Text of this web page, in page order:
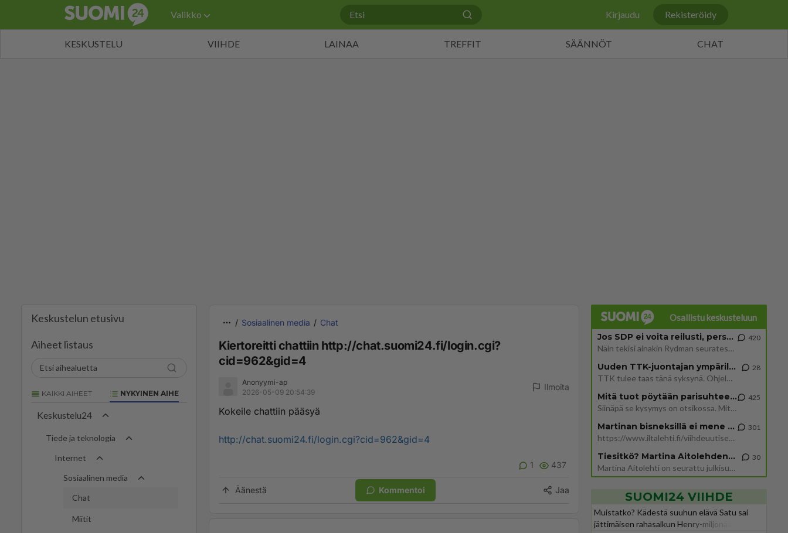
Valikko Kirjaudu Rekisteröidy
KESKUSTELU VIIHDE LAINAA TREFFIT SÄÄNNÖT CHAT
Keskustelun etusivu
Aiheet listaus
KAIKKI AIHEET NYKYINEN AIHE
Keskustelu24
Tiede ja teknologia
Internet
Sosiaalinen media
Chat
Miitit
Sosiaalinen media Chat
Kiertoreitti chattiin http://chat.suomi24.fi/login.cgi?
cid=962&gid=4
Anonyymi-ap
2026-05-09 20:54:39
Ilmoita
Kokeile chattiin pääsyä
http://chat.suomi24.fi/login.cgi?cid=962&gid=4
1 437
Äänestä Kommentoi Jaa
Osallistu keskusteluun
Jos SDP ei voita reilusti, persut kumoavat demokratian Suomesta
Näin tekisi ainakin Rydman seuratessaan idolinsa Trumpin mallia https://www.is.fi/politiikka/art-2000012187244.html
420
Uuden TTK-juontajan ympärillä epätietoisuus sakenee - Nyt MTV hämmentää soppaa
TTK tulee taas tänä syksynä. Ohjelman uudet tähtioppilaat julkistetaan torstaina 6. elokuuta klo 14 alkavassa lehdistö
28
Mitä tuot pöytään parisuhteessa?
Siinäpä se kysymys on otsikossa. Mitäpä siis tuot/toisit pöytään parisuhteessa? Oletko mies vai nainen? Koetko sen mitä
425
Martinan bisneksillä ei mene hyvin
https://www.iltalehti.fi/viihdeuutiset/a/c46da6ab-340f-4790-aaa7-0865eed2336 Yrityksen konkurssihakemus on tullut kärä
301
Tiesitkö? Martina Aitolehden isäpuoli on tämä suosittu laulaja
Martina Aitolehti on seurattu julkisuuden henkilö. Lähipiiriin mahtuu muitakin tunnettuja henkilöitä. Tiesitkö, että Ma
30
SUOMI24 VIIHDE
Muistatko? Kädestä suuhun elävä Satu sai
jättimäisen rahasalkun Henry-miljonääriltä